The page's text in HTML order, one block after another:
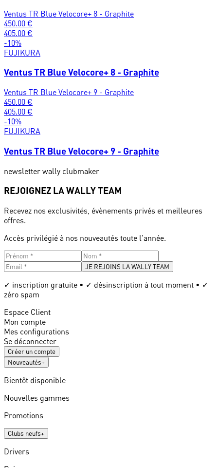
Ventus TR Blue Velocore+ 8 - Graphite
450.00 €
405.00 €
-10%
FUJIKURA
Ventus TR Blue Velocore+ 8 - Graphite
Ventus TR Blue Velocore+ 9 - Graphite
450.00 €
405.00 €
-10%
FUJIKURA
Ventus TR Blue Velocore+ 9 - Graphite
newsletter wally clubmaker
REJOIGNEZ LA WALLY TEAM
Recevez nos exclusivités, évènements privés et meilleures
offres.
Accès privilégié à nos nouveautés toute l'année.
JE REJOINS LA WALLY TEAM
✓ inscription gratuite • ✓ désinscription à tout moment • ✓
zéro spam
Espace Client
Mon compte
Mes configurations
Se déconnecter
Créer un compte
Nouveautés+
Bientôt disponible
Nouvelles gammes
Promotions
Clubs neufs+
Drivers